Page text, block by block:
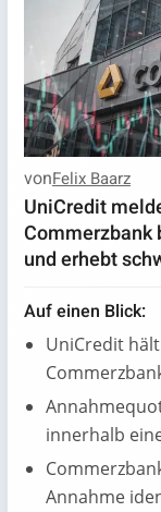
vonFelix Baarz
UniCredit
Commerzbank
und erhebt
Auf einen Blick:
UniCredit
innerhalb
Annahme